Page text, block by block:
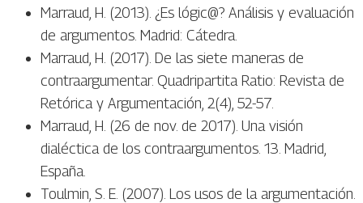
Marraud, H. (2013). ¿Es lógic@? Análisis y evaluación
de argumentos. Madrid: Cátedra.
Marraud, H. (2017). De las siete maneras de
contraargumentar. Quadripartita Ratio: Revista de
Retórica y Argumentación, 2(4), 52-57.
Marraud, H. (26 de nov. de 2017). Una visión
dialéctica de los contraargumentos. 13. Madrid,
España.
Toulmin, S. E. (2007). Los usos de la argumentación.